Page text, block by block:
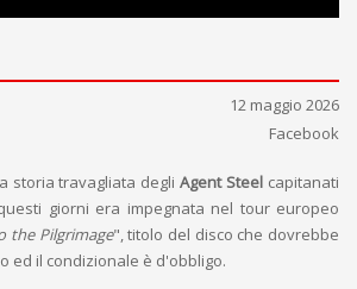
12 maggio 2026
Facebook
storia travagliata degliAgent Steel capitanati
giorni era impegnata nel tour europeo
the Pilgrimage", titolo del disco che dovrebbe
ed il condizionale è d'obbligo.